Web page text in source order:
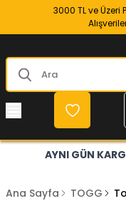
3000 TL ve Üzeri
AYNI GÜN
Ana Sayfa TOGG